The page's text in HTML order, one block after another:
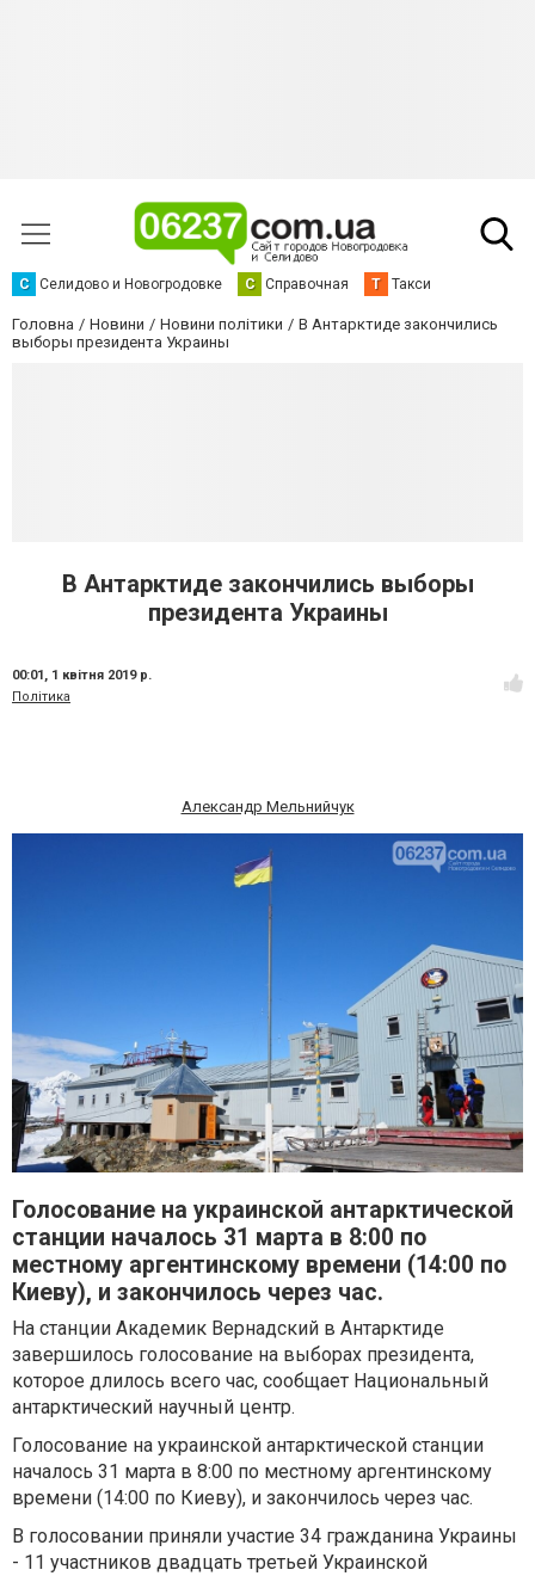
С Селидово и Новогродовке С Справочная Т Такси
Головна Новини Новини політики
В Антарктиде закончились
выборы президента Украины
В Антарктиде закончились выборы
президента Украины
00:01, 1 квітня 2019 р.
Політика
Александр Мельнийчук
Голосование на украинской антарктической
станции началось 31 марта в 8:00 по
местному аргентинскому времени (14:00 по
Киеву), и закончилось через час.
На станции Академик Вернадский в Антарктиде
завершилось голосование на выборах президента,
которое длилось всего час, сообщает Национальный
антарктический научный центр.
Голосование на украинской антарктической станции
началось 31 марта в 8:00 по местному аргентинскому
времени (14:00 по Киеву), и закончилось через час.
В голосовании приняли участие 34 гражданина Украины
- 11 участников двадцать третьей Украинской